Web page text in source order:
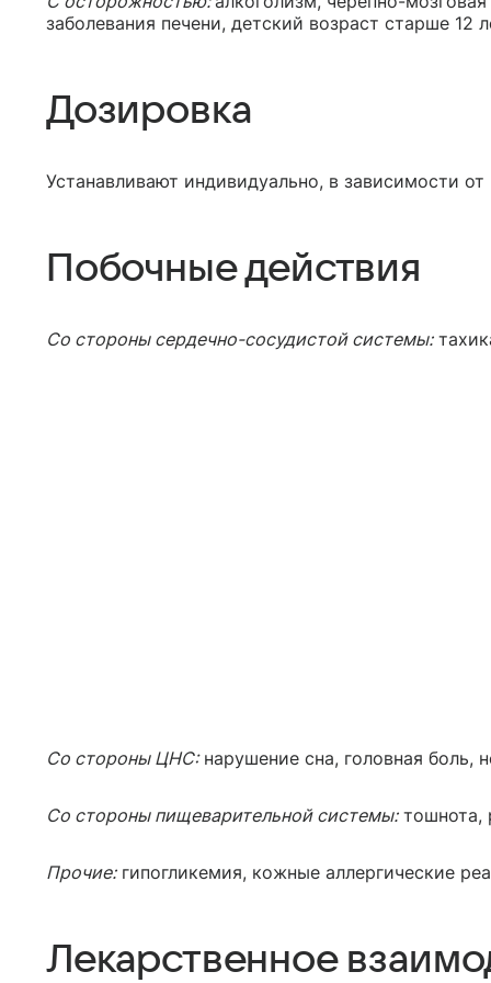
заболевания печени, детский возраст старше 12
Дозировка
Устанавливают индивидуально, в зависимости
Побочные действия
Со стороны сердечно-сосудистой системы:
Со стороны ЦНС:нарушение сна, головная боль,
Со стороны пищеварительной системы:тошнота,
Прочие:гипогликемия, кожные аллергические
Лекарственное